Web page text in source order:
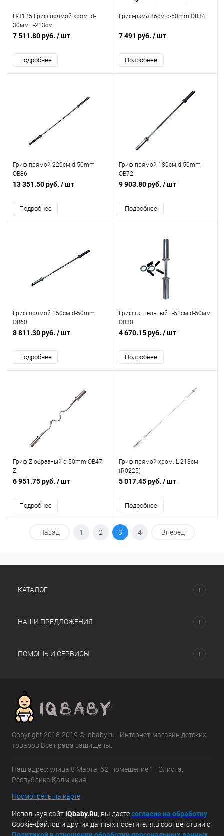
H-3125 Гриф прямой хром. d-
30мм L-213см
7 511.80 руб. / шт
Подробнее
Гриф-рама 86см d-50mm OB34
7 491 руб. / шт
Подробнее
Гриф прямой 220см d-50mm
OB86
13 351.50 руб. / шт
Подробнее
Гриф прямой 180см d-50mm
OB72
9 903.80 руб. / шт
Подробнее
Гриф прямой 150см d-50mm
OB60
8 811.30 руб. / шт
Подробнее
Гриф гантельный L-51см d-50мм
OB30
4 670.15 руб. / шт
Подробнее
Гриф Z-образный d-50mm OB47-
Z
6 951.75 руб. / шт
Подробнее
Гриф прямой хром. L-213см
(R0225)
5 017.45 руб. / шт
Подробнее
Назад 1 2 3 4 Вперед
КАТАЛОГ
НАШИ ПРЕДЛОЖЕНИЯ
ПОМОЩЬ И СЕРВИСЫ
Copyright 2018-2019 © iqbaby.ru - Интернет-магазин детских
товаров Все права защищены.
Наш адрес: улица 8 Марта, 62, помещение 1 , Элиста,
Республика Калмыкия
Посмотреть на карте
Используя сайтiQbaby.Ru, вы даетесогласие на обработку
Cookie-файлов и других данных посетителя,в соответствии с